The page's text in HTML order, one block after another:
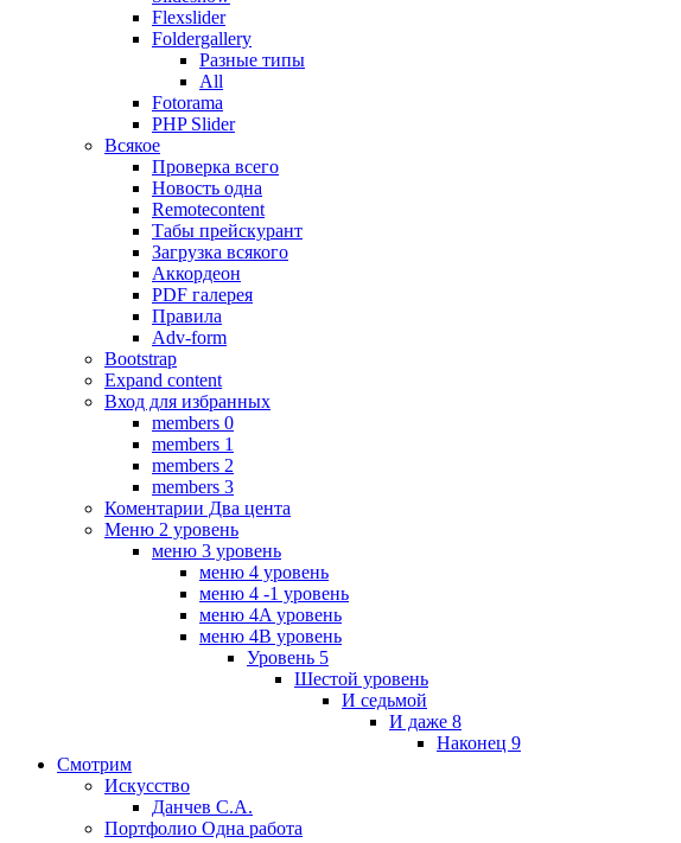
Flexslider
Foldergallery
Разные типы
All
Fotorama
PHP Slider
Всякое
Проверка всего
Новость одна
Remotecontent
Табы прейскурант
Загрузка всякого
Аккордеон
PDF галерея
Правила
Adv-form
Bootstrap
Expand content
Вход для избранных
members 0
members 1
members 2
members 3
Коментарии Два цента
Меню 2 уровень
меню 3 уровень
меню 4 уровень
меню 4 -1 уровень
меню 4A уровень
меню 4B уровень
Уровень 5
Шестой уровень
И седьмой
И даже 8
Наконец 9
Смотрим
Искусство
Данчев С.А.
Портфолио Одна работа